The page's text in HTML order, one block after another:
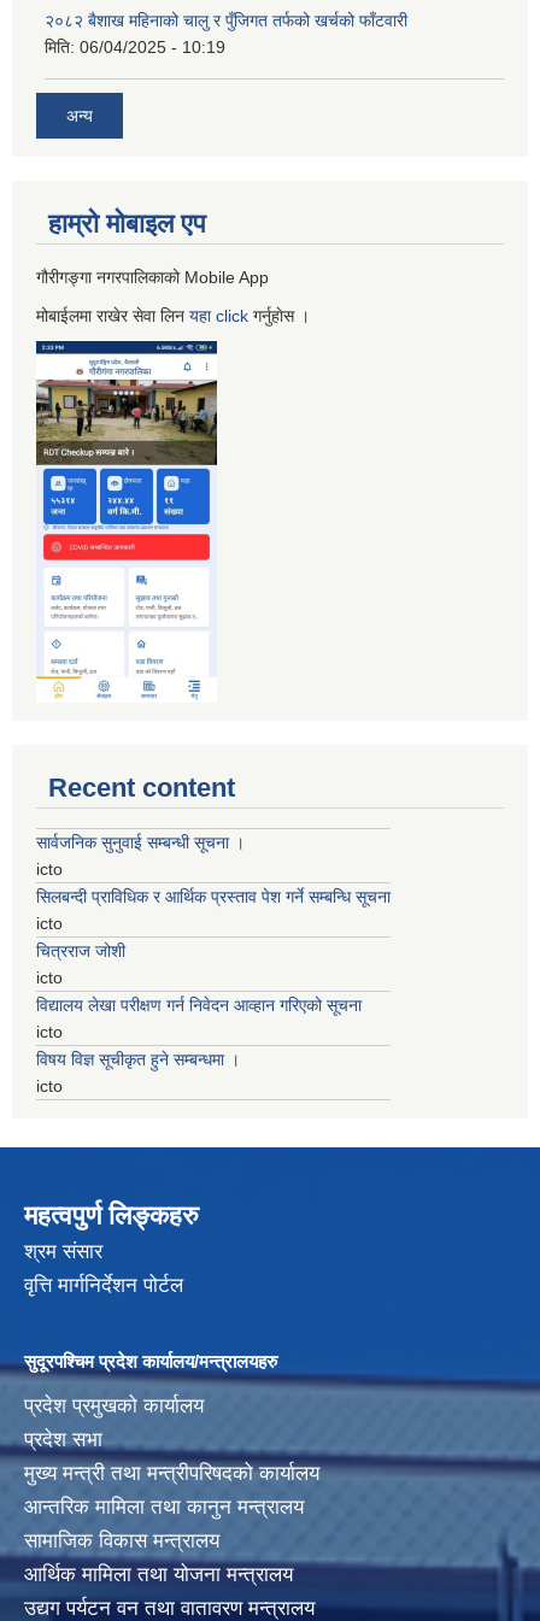
२०८२ बैशाख महिनाको चालु र पुँजिगत तर्फको खर्चको फाँटवारी
मिति: 06/04/2025 - 10:19
अन्य
हाम्रो माेबाइल एप
गौरीगङ्गा नगरपालिकाको Mobile App
मोबाईलमा राखेर सेवा लिन यहाclick गर्नुहाेस ।
Recent content
सार्वजनिक सुनुवाई सम्बन्धी सूचना ।
icto
सिलबन्दी प्राविधिक र आर्थिक प्रस्ताव पेश गर्ने सम्बन्धि सूचना
icto
चित्रराज जोशी
icto
विद्यालय लेखा परीक्षण गर्न निवेदन आव्हान गरिएको सूचना
icto
विषय विज्ञ सूचीकृत हुने सम्बन्धमा ।
icto
महत्वपुर्ण लिङ्कहरु
श्रम संसार
वृत्ति मार्गनिर्देशन पोर्टल
सुदूरपश्चिम प्रदेश कार्यालय/मन्त्रालयहरु
प्रदेश प्रमुखको कार्यालय
प्रदेश सभा
मुख्य मन्त्री तथा मन्त्रीपरिषदको कार्यालय
आन्तरिक मामिला तथा कानुन मन्त्रालय
सामाजिक विकास मन्त्रालय
आर्थिक मामिला तथा योजना मन्त्रालय
उद्यग पर्यटन वन तथा वातावरण मन्त्रालय